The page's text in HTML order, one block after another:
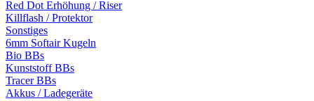
Red Dot Erhöhung / Riser
Killflash / Protektor
Sonstiges
6mm Softair Kugeln
Bio BBs
Kunststoff BBs
Tracer BBs
Akkus / Ladegeräte